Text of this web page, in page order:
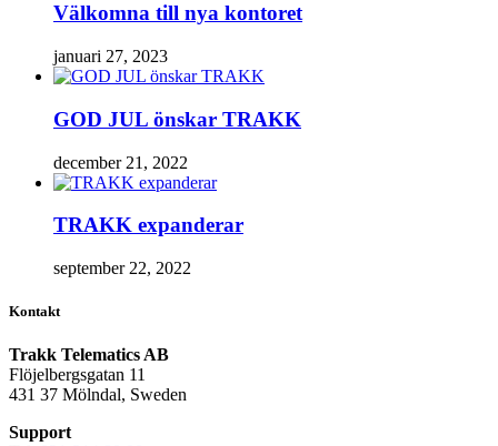
Välkomna till nya kontoret
januari 27, 2023
GOD JUL önskar TRAKK
december 21, 2022
TRAKK expanderar
september 22, 2022
Kontakt
Trakk Telematics AB
Flöjelbergsgatan 11
431 37 Mölndal, Sweden
Support